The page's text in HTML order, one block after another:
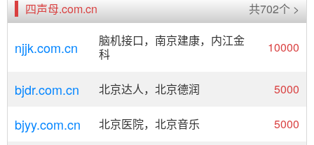
四声母.com.cn 共702个 >
njjk.com.cn
脑机接口，南京建康，内江金
科
10000
bjdr.com.cn 北京达人，北京德润 5000
bjyy.com.cn 北京医院，北京音乐 5000